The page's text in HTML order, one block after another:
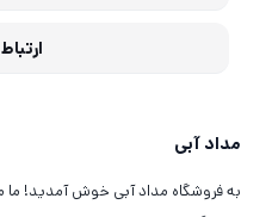
مداد آبی
به فروشگاه مداد آبی خوش آمدید! ما